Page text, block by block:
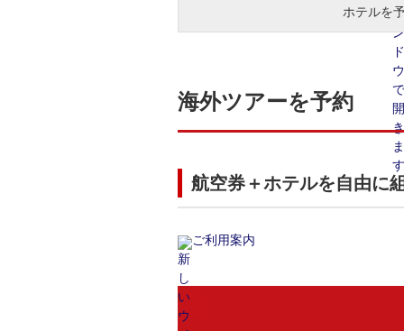
ホテルを
海外ツアーを予約
航空券＋ホテルを自由に
ご利用案内